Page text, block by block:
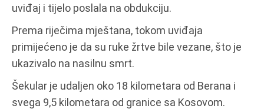
uviđaj i tijelo poslala na obdukciju.
Prema riječima mještana, tokom uviđaja
primijećeno je da su ruke žrtve bile vezane, što je
ukazivalo na nasilnu smrt.
Šekular je udaljen oko 18 kilometara od Berana i
svega 9,5 kilometara od granice sa Kosovom.